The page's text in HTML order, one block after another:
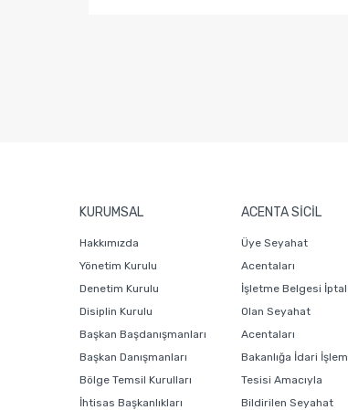
KURUMSAL
Hakkımızda
Yönetim Kurulu
Denetim Kurulu
Disiplin Kurulu
Başkan Başdanışmanları
Başkan Danışmanları
Bölge Temsil Kurulları
İhtisas Başkanlıkları
ACENTA SİCİL
Üye Seyahat
Acentaları
İşletme Belgesi İptal
Olan Seyahat
Acentaları
Bakanlığa İdari İşlem
Tesisi Amacıyla
Bildirilen Seyahat